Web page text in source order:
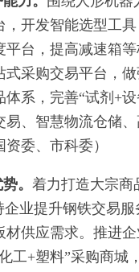
开发智能选型工
台，提高减速箱
采购交易平台，
系，完善“试剂+
、智慧物流仓储
委、市科委）
。 着力打造大宗商
业提升钢铁交易
供应需求。推进
工+塑料”采购商